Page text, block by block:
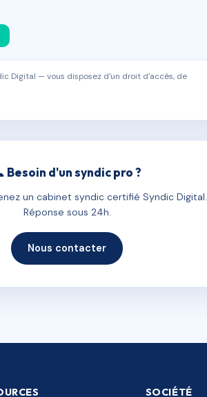
Digital — vous disposez d'un droit d'accès, de
Besoin d'un syndic pro ?
un cabinet syndic certifié Syndic Digital.
Réponse sous 24h.
Nous contacter
SOCIÉTÉ